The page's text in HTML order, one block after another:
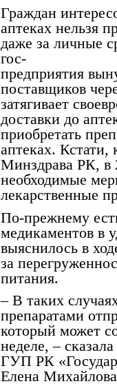
Граждан
аптеках нельзя
даже за личные
гос-
предприятия
поставщиков
затягивает
доставки до
приобретать
аптеках. Кстати,
Минздрава РК, в
необходимые
лекарственные
По-прежнему
медикаментов в
выяснилось в
за
питания.
– В таких
препаратами
который может
неделе, –
ГУП РК
Елена